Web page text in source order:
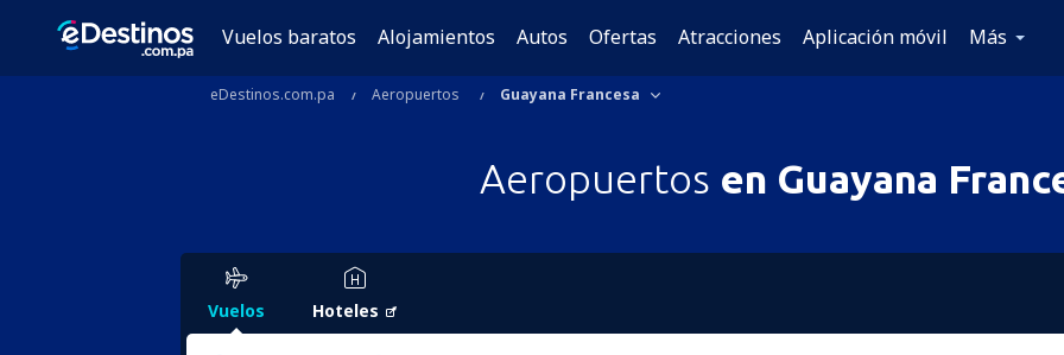
Vuelos baratos Alojamientos Autos Ofertas Atracciones Aplicación móvil Más
eDestinos.com.pa Aeropuertos Guayana Francesa
Aeropuertos en Guayana
Vuelos Hoteles